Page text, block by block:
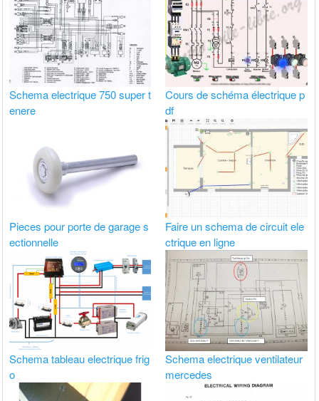
Schema electrique 750 super t
enere
Cours de schéma électrique p
df
Pieces pour porte de garage s
ectionnelle
Faire un schema de circuit ele
ctrique en ligne
Schema tableau electrique frig
o
Schema electrique ventilateur
mercedes